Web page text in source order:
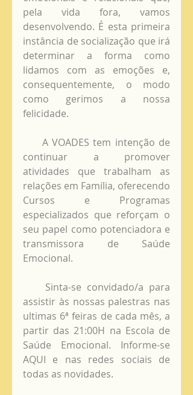
pela vida fora, vamos
desenvolvendo. É esta primeira
instância de socialização que irá
determinar a forma como
lidamos com as emoções e,
consequentemente, o modo
como gerimos a nossa
felicidade.
continuar a promover
atividades que trabalham as
relações em Família, oferecendo
Cursos e Programas
especializados que reforçam o
seu papel como potenciadora e
transmissora de Saúde
Emocional.
assistir às nossas palestras nas
ultimas 6ª feiras de cada mês, a
partir das 21:00H na Escola de
Saúde Emocional. Informe-se
AQUI e nas redes sociais de
todas as novidades.